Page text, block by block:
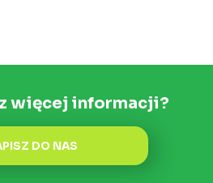
więcej informacji?
DO NAS